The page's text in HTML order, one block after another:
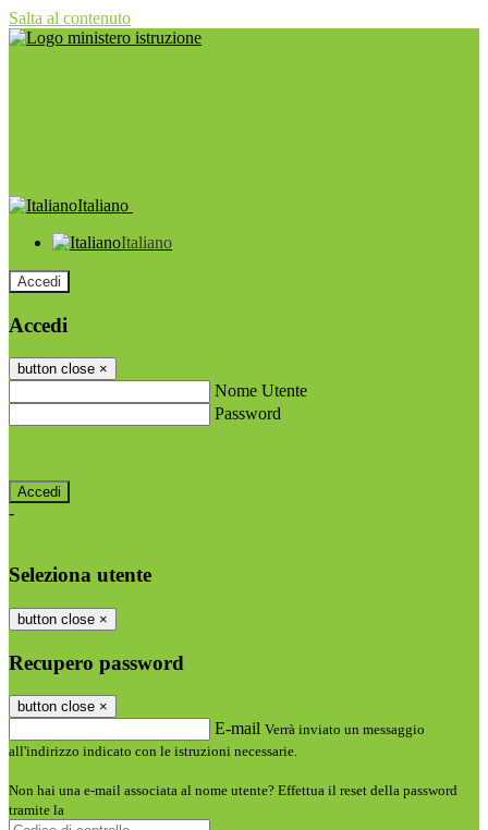
Salta al contenuto
Italiano
Italiano
Accedi
Accedi
button close ×
Nome Utente
Password
-
Seleziona utente
button close ×
Recupero password
button close ×
E-mail Verrà inviato un messaggio
all'indirizzo indicato con le istruzioni necessarie.
Non hai una e-mail associata al nome utente? Effettua il reset della password
tramite la